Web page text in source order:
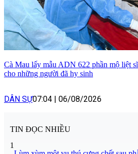
Cà Mau lấy mẫu ADN 622 phần mộ liệt
cho những người đã hy sinh
DÂN SỰ07:04 | 06/08/2026
TIN ĐỌC NHIỀU
1